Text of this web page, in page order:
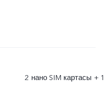
2 нано SIM картасы + 1